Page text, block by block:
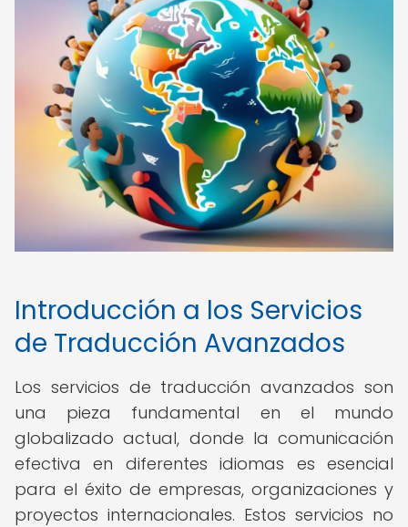
Introducción a los Servicios
de Traducción Avanzados
Los servicios de traducción avanzados son
una pieza fundamental en el mundo
globalizado actual, donde la comunicación
efectiva en diferentes idiomas es esencial
para el éxito de empresas, organizaciones y
proyectos internacionales. Estos servicios no